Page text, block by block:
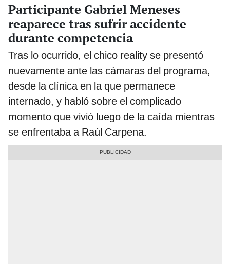
Participante Gabriel Meneses
reaparece tras sufrir accidente
durante competencia
Tras lo ocurrido, el chico reality se presentó
nuevamente ante las cámaras del programa,
desde la clínica en la que permanece
internado, y habló sobre el complicado
momento que vivió luego de la caída mientras
se enfrentaba a Raúl Carpena.